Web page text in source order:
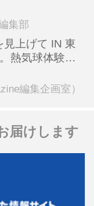
集部
見上げて IN 東
熱気球体験搭
編集企画室）
届けします